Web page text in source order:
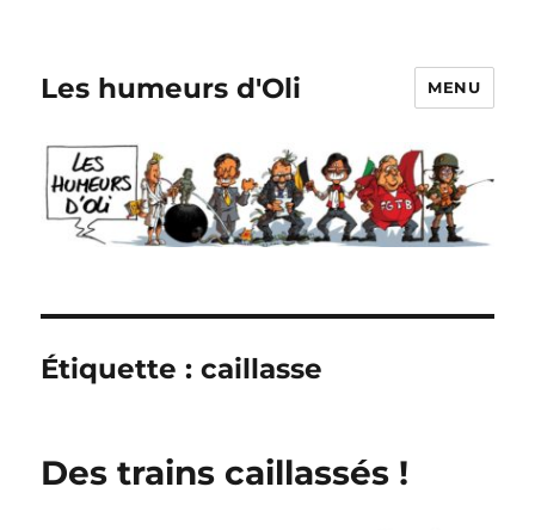
Les humeurs d'Oli MENU
Étiquette :caillasse
Des trains caillassés !